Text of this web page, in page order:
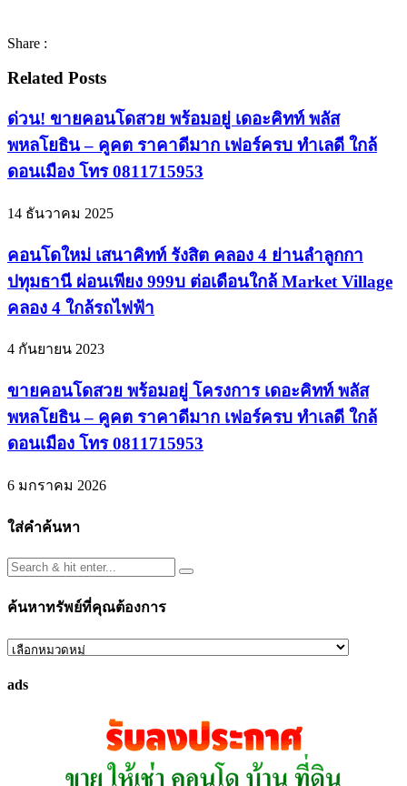
Share :
Related Posts
ด่วน! ขายคอนโดสวย พร้อมอยู่ เดอะคิทท์ พลัส
พหลโยธิน – คูคต ราคาดีมาก เฟอร์ครบ ทำเลดี ใกล้
ดอนเมือง โทร 0811715953
14 ธันวาคม 2025
คอนโดใหม่ เสนาคิทท์ รังสิต คลอง 4 ย่านลำลูกกา
ปทุมธานี ผ่อนเพียง 999บ ต่อเดือนใกล้ Market Village
คลอง 4 ใกล้รถไฟฟ้า
4 กันยายน 2023
ขายคอนโดสวย พร้อมอยู่ โครงการ เดอะคิทท์ พลัส
พหลโยธิน – คูคต ราคาดีมาก เฟอร์ครบ ทำเลดี ใกล้
ดอนเมือง โทร 0811715953
6 มกราคม 2026
ใส่คำค้นหา
ค้นหาทรัพย์ที่คุณต้องการ
ค้นหา
ที่
ads